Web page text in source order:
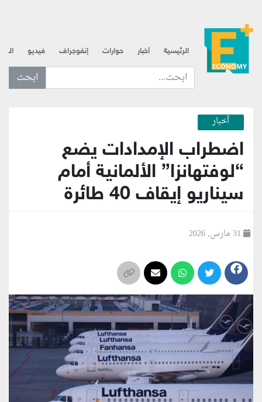
الرئيسية أخبار حوارات إنفوجراف فيديو
ابحث عن... :
أخبار
اضطراب الإمدادات يضع
“لوفتهانزا” الألمانية أمام
سيناريو إيقاف 40 طائرة